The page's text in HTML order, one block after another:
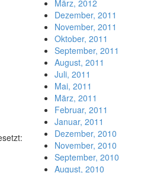
März, 2012
Dezember, 2011
November, 2011
Oktober, 2011
September, 2011
August, 2011
Juli, 2011
Mai, 2011
März, 2011
Februar, 2011
Januar, 2011
Dezember, 2010
November, 2010
September, 2010
August, 2010